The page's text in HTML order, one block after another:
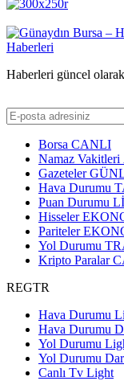
Haberleri güncel
Borsa CANLI
Namaz Vakitleri
Gazeteler
Hava Durumu
Puan Durumu
Hisseler
Pariteler
Yol Durumu
Kripto Paralar
REGTR
Hava Durumu
Hava Durumu
Yol Durumu
Yol Durumu
Canlı Tv Light